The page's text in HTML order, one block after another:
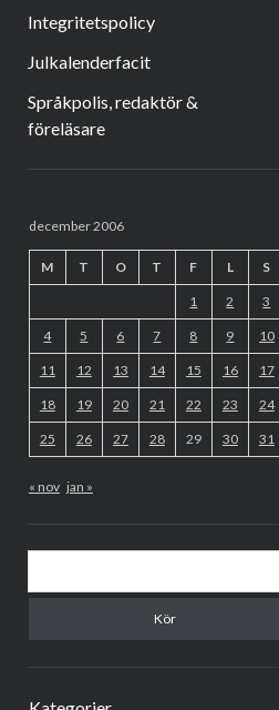
Integritetspolicy
Julkalenderfacit
Språkpolis, redaktör &
föreläsare
december 2006
M T O T F L S
1 2 3
4 5 6 7 8 9 10
11 12 13 14 15 16 17
18 19 20 21 22 23 24
25 26 27 28 29 30 31
« nov jan »